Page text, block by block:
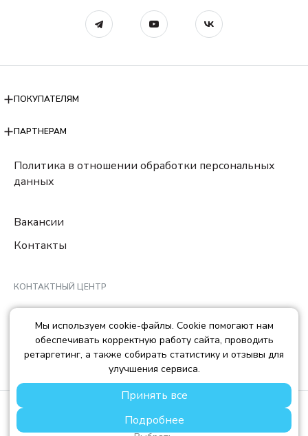
ПОКУПАТЕЛЯМ
ПАРТНЕРАМ
Политика в отношении обработки персональных
данных
Вакансии
Контакты
КОНТАКТНЫЙ ЦЕНТР
8 (800) 222-78-29
Ежедневно с 10:00 до 22:00 МCK
info@trendisland.ru
© TREND ISLAND
ООО «ТРЕНД АЙЛЕНД», ОГРН: 1217700568667, ИНН:
Мы используем cookie-файлы. Cookie помогают нам
обеспечивать корректную работу сайта, проводить
ретаргетинг, а также собирать статистику и отзывы для
улучшения сервиса.
Принять все
Подробнее